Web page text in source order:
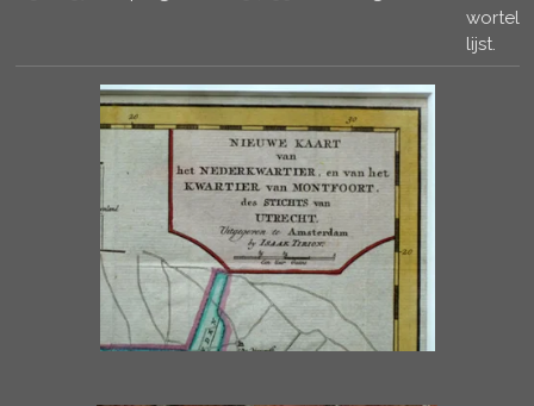
lijst.